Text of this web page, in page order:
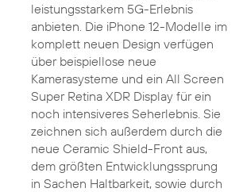
leistungsstarkem 5G-Erlebnis
anbieten. Die iPhone 12-Modelle im
komplett neuen Design verfügen
über beispiellose neue
Kamerasysteme und ein All Screen
Super Retina XDR Display für ein
noch intensiveres Seherlebnis. Sie
zeichnen sich außerdem durch die
neue Ceramic Shield-Front aus,
dem größten Entwicklungssprung
in Sachen Haltbarkeit, sowie durch